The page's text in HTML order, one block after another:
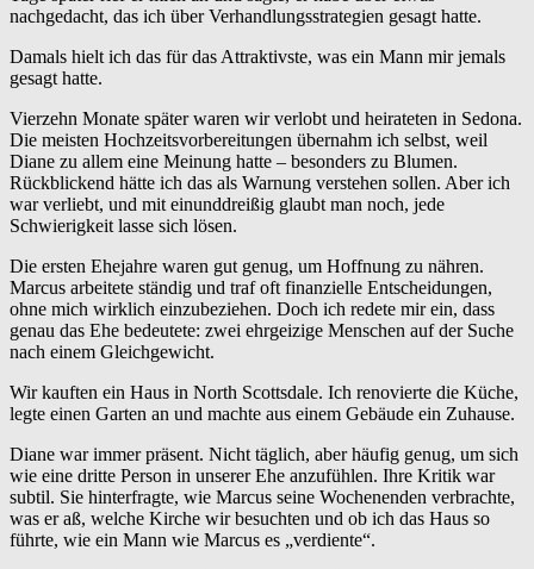
nachgedacht, das ich über Verhandlungsstrategien gesagt hatte.
Damals hielt ich das für das Attraktivste, was ein Mann mir jemals
gesagt hatte.
Vierzehn Monate später waren wir verlobt und heirateten in Sedona.
Die meisten Hochzeitsvorbereitungen übernahm ich selbst, weil
Diane zu allem eine Meinung hatte – besonders zu Blumen.
Rückblickend hätte ich das als Warnung verstehen sollen. Aber ich
war verliebt, und mit einunddreißig glaubt man noch, jede
Schwierigkeit lasse sich lösen.
Die ersten Ehejahre waren gut genug, um Hoffnung zu nähren.
Marcus arbeitete ständig und traf oft finanzielle Entscheidungen,
ohne mich wirklich einzubeziehen. Doch ich redete mir ein, dass
genau das Ehe bedeutete: zwei ehrgeizige Menschen auf der Suche
nach einem Gleichgewicht.
Wir kauften ein Haus in North Scottsdale. Ich renovierte die Küche,
legte einen Garten an und machte aus einem Gebäude ein Zuhause.
Diane war immer präsent. Nicht täglich, aber häufig genug, um sich
wie eine dritte Person in unserer Ehe anzufühlen. Ihre Kritik war
subtil. Sie hinterfragte, wie Marcus seine Wochenenden verbrachte,
was er aß, welche Kirche wir besuchten und ob ich das Haus so
führte, wie ein Mann wie Marcus es „verdiente“.